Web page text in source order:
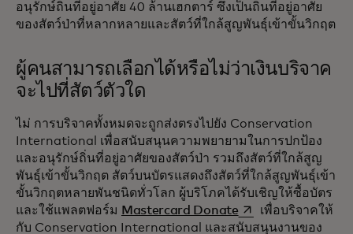
อนุรักษ์ถิ่นที่อยู่อาศัย 40 ล้านเฮกตาร์ ซึ่งเป็นถิ่นที่อยู่อาศัย
ของสัตว์ป่าที่หลากหลายและสัตว์ที่ใกล้สูญพันธุ์เข้าขั้นวิกฤต
ผู้คนสามารถเลือกได้หรือไม่ว่าเงินบริจาค
จะไปที่สัตว์ตัวใด‎‎
ไม่ การบริจาคทั้งหมดจะถูกส่งตรงไปยัง Conservation
International เพื่อสนับสนุนความพยายามในการปกป้อง
และอนุรักษ์ถิ่นที่อยู่อาศัยของสัตว์ป่า รวมถึงสัตว์ที่ใกล้สูญ
พันธุ์เข้าขั้นวิกฤต สัตว์บนบัตรแสดงถึงสัตว์ที่ใกล้สูญพันธุ์เข้า
ขั้นวิกฤตหลายพันชนิดทั่วโลก ผู้บริโภคได้รับเชิญให้ซื้อบัตร
และใช้แพลตฟอร์ม Mastercard Donateopens in a new tab
เพื่อบริจาคให้
กับ Conservation International และสนับสนุนงานของ